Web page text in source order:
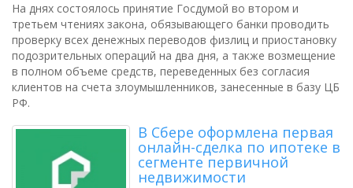
На днях состоялось принятие Госдумой во втором и
третьем чтениях закона, обязывающего банки проводить
проверку всех денежных переводов физлиц и приостановку
подозрительных операций на два дня, а также возмещение
в полном объеме средств, переведенных без согласия
клиентов на счета злоумышленников, занесенные в базу ЦБ
РФ.
В Сбере оформлена первая
онлайн-сделка по ипотеке в
сегменте первичной
недвижимости